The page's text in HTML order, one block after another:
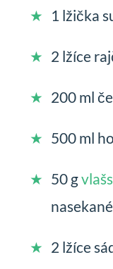
1 lžička
2 lžíce
200 ml
500 ml
50 g
2 lžíce